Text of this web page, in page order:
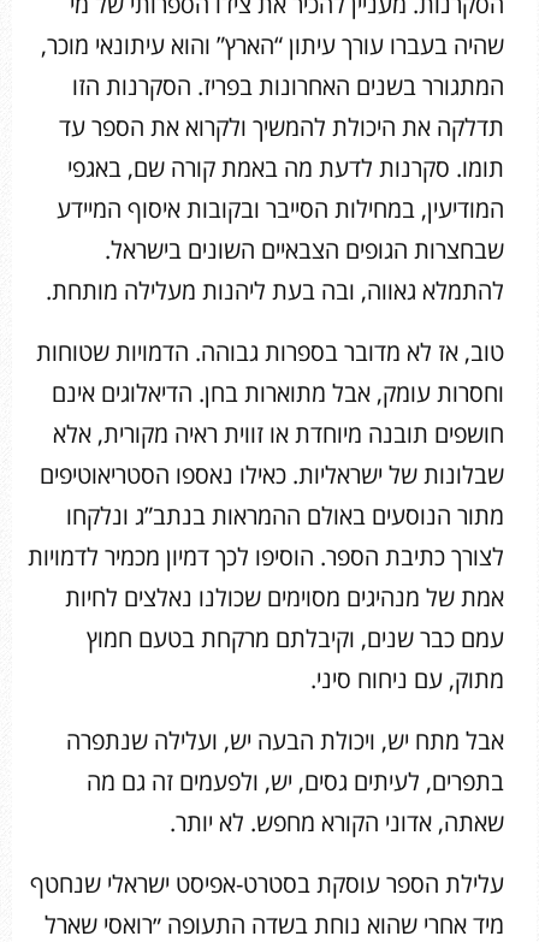
שהיה בעברו עורך עיתון “הארץ” והוא עיתונאי מוכר,
המתגורר בשנים האחרונות בפריז. הסקרנות הזו
תדלקה את היכולת להמשיך ולקרוא את הספר עד
תומו. סקרנות לדעת מה באמת קורה שם, באגפי
המודיעין, במחילות הסייבר ובקובות איסוף המיידע
שבחצרות הגופים הצבאיים השונים בישראל.
להתמלא גאווה, ובה בעת ליהנות מעלילה מותחת.
טוב, אז לא מדובר בספרות גבוהה. הדמויות שטוחות
וחסרות עומק, אבל מתוארות בחן. הדיאלוגים אינם
חושפים תובנה מיוחדת או זווית ראיה מקורית, אלא
שבלונות של ישראליות. כאילו נאספו הסטריאוטיפים
מתור הנוסעים באולם ההמראות בנתב”ג ונלקחו
לצורך כתיבת הספר. הוסיפו לכך דמיון מכמיר לדמויות
אמת של מנהיגים מסוימים שכולנו נאלצים לחיות
עמם כבר שנים, וקיבלתם מרקחת בטעם חמוץ
מתוק, עם ניחוח סיני.
אבל מתח יש, ויכולת הבעה יש, ועלילה שנתפרה
בתפרים, לעיתים גסים, יש, ולפעמים זה גם מה
שאתה, אדוני הקורא מחפש. לא יותר.
עלילת הספר עוסקת בסטרט-אפיסט ישראלי שנחטף
מיד אחרי שהוא נוחת בשדה התעופה ״רואסי שארל